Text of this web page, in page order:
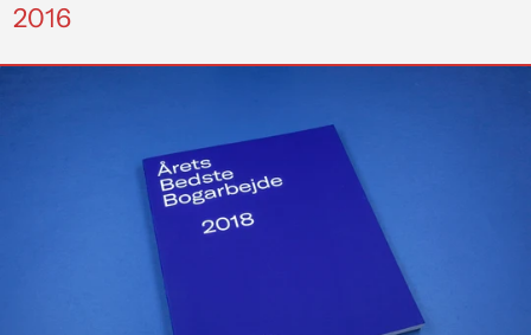
2016